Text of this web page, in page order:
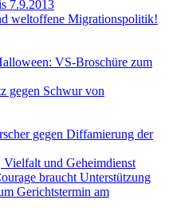
7.9.2013
weltoffene Migrationspolitik!
VS-Broschüre zum
gegen Schwur von
gegen Diffamierung der
Vielfalt und Geheimdienst
braucht Unterstützung
Gerichtstermin am